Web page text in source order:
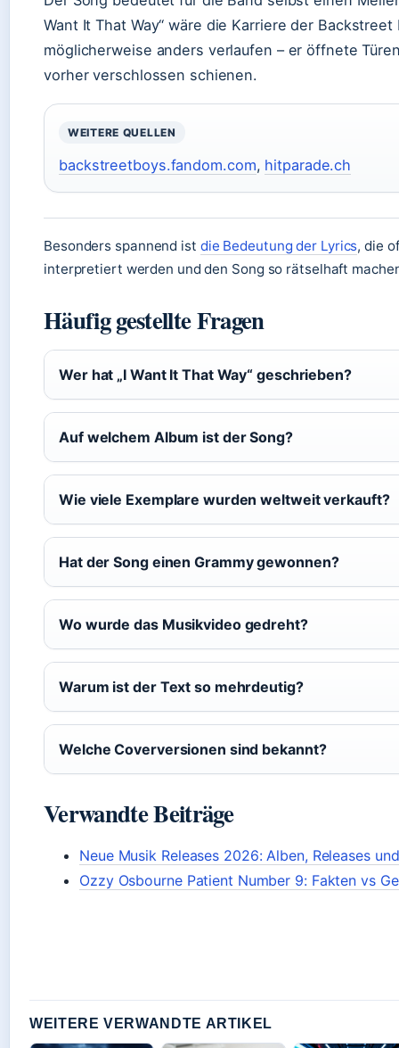
Want It That Way“ wäre die Karriere der Backstreet
möglicherweise anders verlaufen – er öffnete
vorher verschlossen schienen.
WEITERE QUELLEN
backstreetboys.fandom.com, hitparade.ch
Besonders spannend ist die Bedeutung der Lyrics, die
interpretiert werden und den Song so rätselhaft
Häufig gestellte Fragen
Wer hat „I Want It That Way“ geschrieben?
Auf welchem Album ist der Song?
Wie viele Exemplare wurden weltweit verkauft?
Hat der Song einen Grammy gewonnen?
Wo wurde das Musikvideo gedreht?
Warum ist der Text so mehrdeutig?
Welche Coverversionen sind bekannt?
Verwandte Beiträge
Neue Musik Releases 2026: Alben, Releases
Ozzy Osbourne Patient Number 9: Fakten vs
WEITERE VERWANDTE ARTIKEL